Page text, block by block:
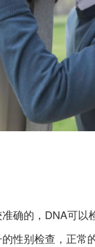
确的，DNA可以
性别检查，正常